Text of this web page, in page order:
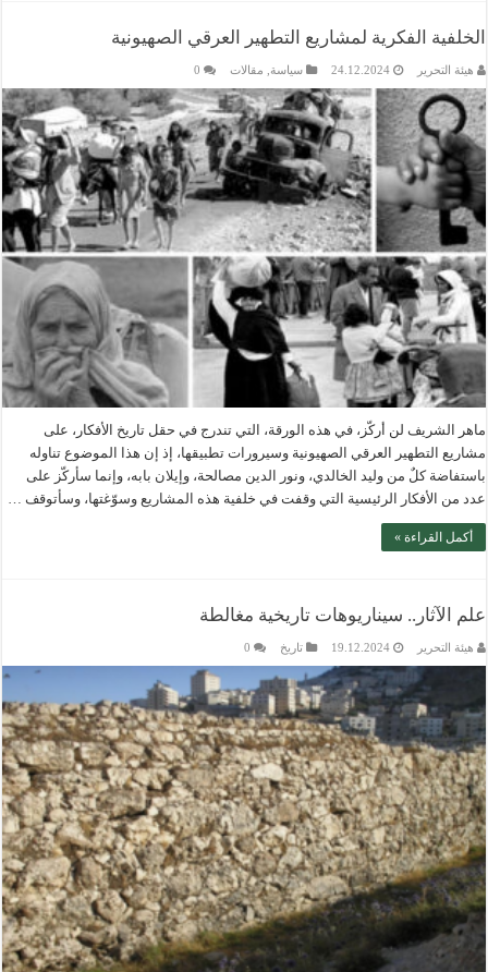
الخلفية الفكرية لمشاريع التطهير العرقي الصهيونية
هيئة التحرير 24.12.2024 سياسة مقالات 0
ماهر الشريف لن أركّز، في هذه الورقة، التي تندرج في حقل تاريخ الأفكار، على
مشاريع التطهير العرقي الصهيونية وسيرورات تطبيقها، إذ إن هذا الموضوع تناوله
باستفاضة كلٌ من وليد الخالدي، ونور الدين مصالحة، وإيلان بابه، وإنما سأركّز على
عدد من الأفكار الرئيسية التي وقفت في خلفية هذه المشاريع وسوّغتها، وسأتوقف …
أكمل القراءة »
علم الآثار.. سيناريوهات تاريخية مغالطة
هيئة التحرير 19.12.2024 تاريخ 0